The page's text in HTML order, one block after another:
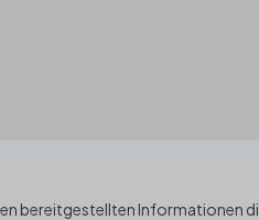
bereitgestellten Informationen